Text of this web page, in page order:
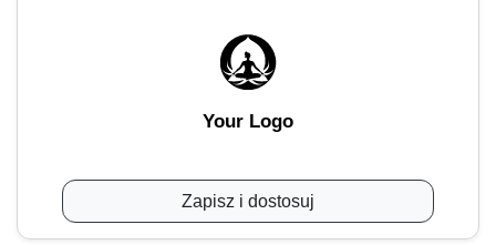
Your Logo
Zapisz i dostosuj